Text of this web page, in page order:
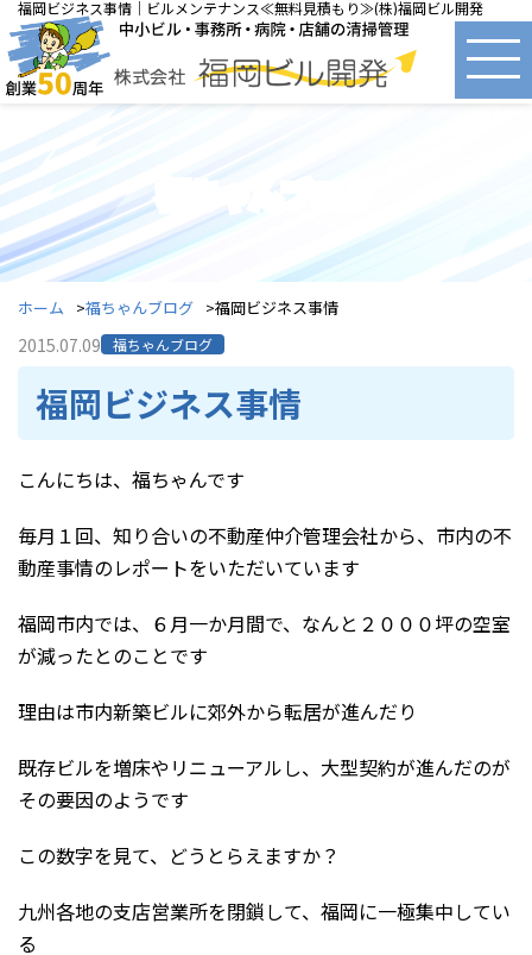
福岡ビジネス事情｜ビルメンテナンス≪無料見積もり≫(株)福岡ビル開発
福ちゃんブログ
ホーム 福ちゃんブログ 福岡ビジネス事情
2015.07.09 福ちゃんブログ
福岡ビジネス事情
こんにちは、福ちゃんです
毎月１回、知り合いの不動産仲介管理会社から、市内の不
動産事情のレポートをいただいています
福岡市内では、６月一か月間で、なんと２０００坪の空室
が減ったとのことです
理由は市内新築ビルに郊外から転居が進んだり
既存ビルを増床やリニューアルし、大型契約が進んだのが
その要因のようです
この数字を見て、どうとらえますか？
九州各地の支店営業所を閉鎖して、福岡に一極集中してい
る